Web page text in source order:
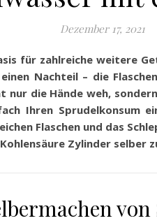
Dezember 17, 2021
für zahlreiche weitere
Nachteil – die
nur die Hände weh,
Ihren Sprudelkonsum
Flaschen und das
Zylinder selber